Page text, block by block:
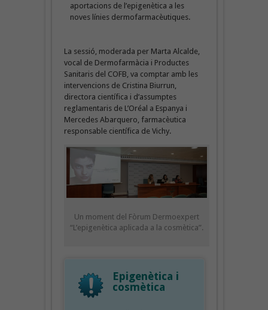
aportacions de l’epigenètica a les
noves línies dermofarmacèutiques.
La sessió, moderada per Marta Alcalde,
vocal de Dermofarmàcia i Productes
Sanitaris del COFB, va comptar amb les
intervencions de Cristina Biurrun,
directora científica i d’assumptes
reglamentaris de L’Oréal a Espanya i
Mercedes Abarquero, farmacèutica
responsable científica de Vichy.
Un moment del Fòrum Dermoexpert
“L’epigenètica aplicada a la cosmètica”.
Epigenètica i
cosmètica